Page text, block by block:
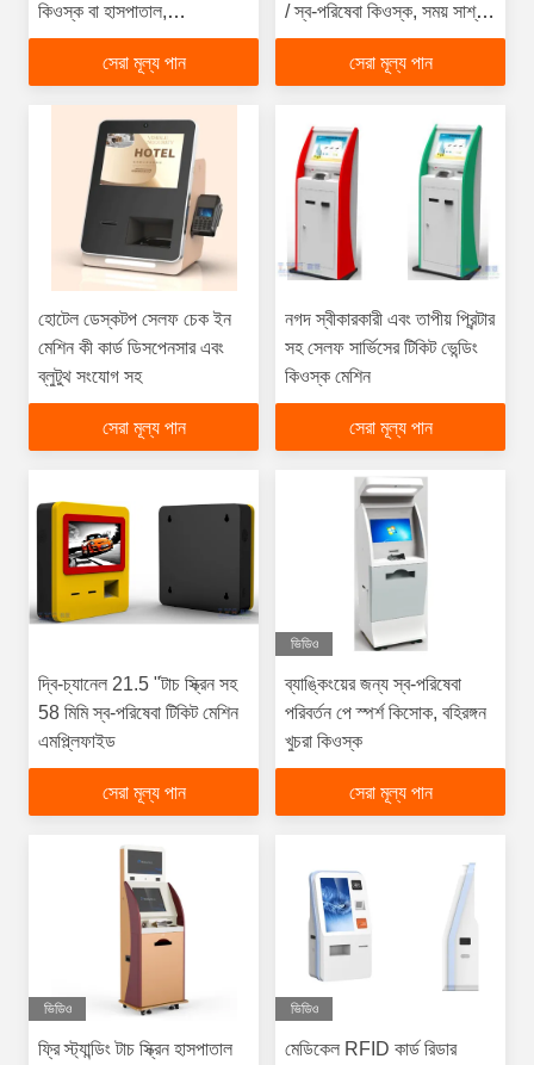
কিওস্ক বা হাসপাতাল,
প্রস্তুতকারক এলকেএস কাস্টম
ডিজাইন সরবরাহ করে
সেরা মূল্য পান
/ স্ব-পরিষেবা কিওস্ক, সময় সাশ্রয়,
দক্ষতা বাড়ানো
সেরা মূল্য পান
হোটেল ডেস্কটপ সেলফ চেক ইন
মেশিন কী কার্ড ডিসপেনসার এবং
ব্লুটুথ সংযোগ সহ
সেরা মূল্য পান
নগদ স্বীকারকারী এবং তাপীয় প্রিন্টার
সহ সেলফ সার্ভিসের টিকিট ভেন্ডিং
কিওস্ক মেশিন
সেরা মূল্য পান
দ্বি-চ্যানেল 21.5 "টাচ স্ক্রিন সহ
58 মিমি স্ব-পরিষেবা টিকিট মেশিন
এমপ্ল্লিফাইড
সেরা মূল্য পান
ভিডিও
ব্যাঙ্কিংয়ের জন্য স্ব-পরিষেবা
পরিবর্তন পে স্পর্শ কিসোক, বহিরঙ্গন
খুচরা কিওস্ক
সেরা মূল্য পান
ভিডিও
ফ্রি স্ট্যান্ডিং টাচ স্ক্রিন হাসপাতাল
ভিডিও
মেডিকেল RFID কার্ড রিডার